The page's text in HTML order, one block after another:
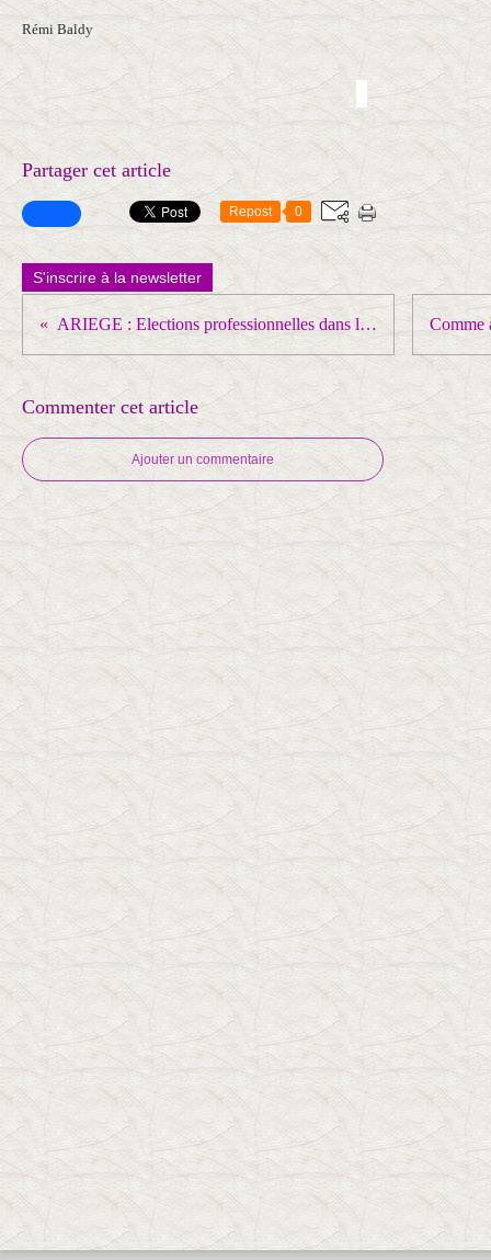
Rémi Baldy
Partager cet article
Repost 0
S'inscrire à la newsletter
ARIEGE : Elections professionnelles dans les TPE : la CGT l’emporte haut la main; c'est la Dépêche qui le dit !
Commenter cet article
Ajouter un commentaire